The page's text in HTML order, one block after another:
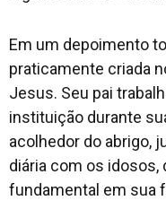
Em um depoimento
praticamente criada
Jesus. Seu pai
instituição durante
acolhedor do abrigo,
diária com os idosos,
fundamental em sua